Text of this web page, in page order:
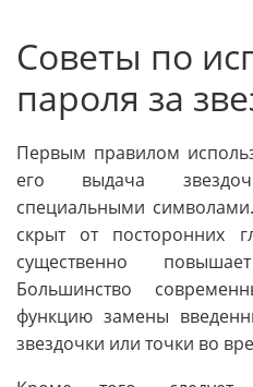
Советы по
пароля за
Первым правилом
его выдача
специальными
скрыт от посторонних
существенно
Большинство
функцию замены
звездочки или точки во